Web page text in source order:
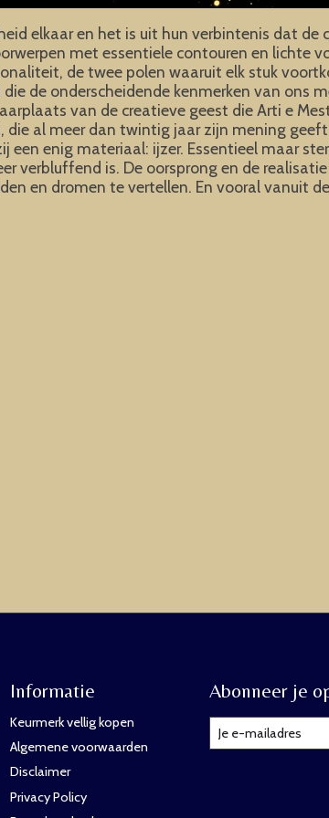
elkaar en het is uit hun verbintenis dat de
met essentiele contouren en lichte
de twee polen waaruit elk stuk
de onderscheidende kenmerken van ons
van de creatieve geest die Arti e
al meer dan twintig jaar zijn mening
enig materiaal: ijzer. Essentieel maar
verbluffend is. De oorsprong en de
en dromen te vertellen. En vooral vanuit
Informatie
Keurmerk vellig kopen
Algemene voorwaarden
Disclaimer
Privacy Policy
Abonneer je